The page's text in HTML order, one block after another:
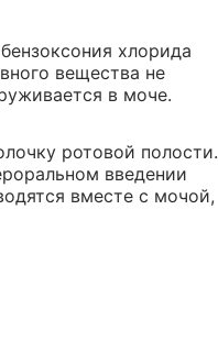
хлорида
вещества не
в моче.
ротовой полости.
введении
вместе с мочой,